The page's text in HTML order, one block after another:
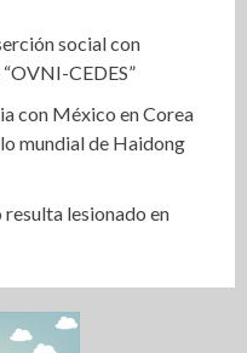
social con
CEDES”
con México en Corea
mundial de Haidong
lesionado en